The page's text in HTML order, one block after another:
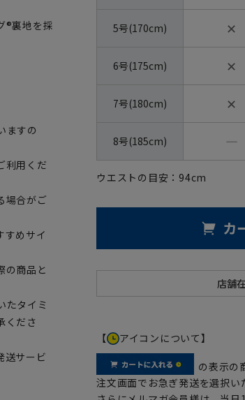
®裏地を採
ますの
利用くだ
場合がご
すめサイ
の商品と
たタイミ
くださ
送サービ
5号(170cm) ✕
6号(175cm) ✕
7号(180cm) ✕
8号(185cm) ―
ウエストの目安： 94cm
カ
【 アイコンについて】
の表示の
注文画面でお急ぎ発送を選択い